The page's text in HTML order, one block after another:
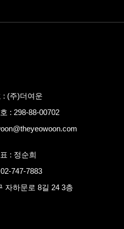
: (주)더여운
: 298-88-00702
: 정순희
747-7883
자하문로 8길 24 3층